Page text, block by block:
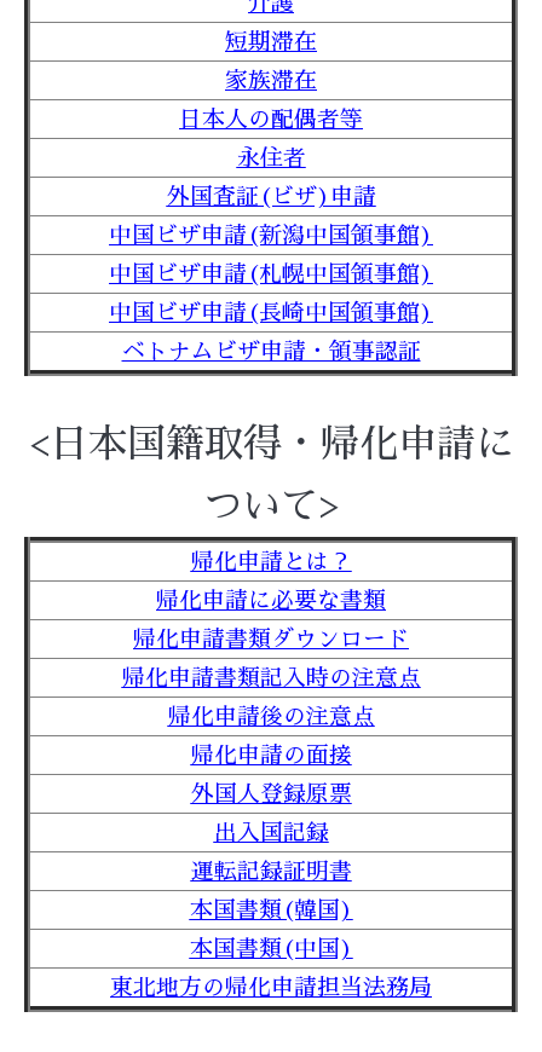
短期滞在
家族滞在
日本人の配偶者等
永住者
外国査証(ビザ)申請
中国ビザ申請(新潟中国領事館)
中国ビザ申請(札幌中国領事館)
中国ビザ申請(長崎中国領事館)
ベトナムビザ申請・領事認証
<日本国籍取得・帰化申請に
ついて>
帰化申請とは？
帰化申請に必要な書類
帰化申請書類ダウンロード
帰化申請書類記入時の注意点
帰化申請後の注意点
帰化申請の面接
外国人登録原票
出入国記録
運転記録証明書
本国書類(韓国)
本国書類(中国)
東北地方の帰化申請担当法務局